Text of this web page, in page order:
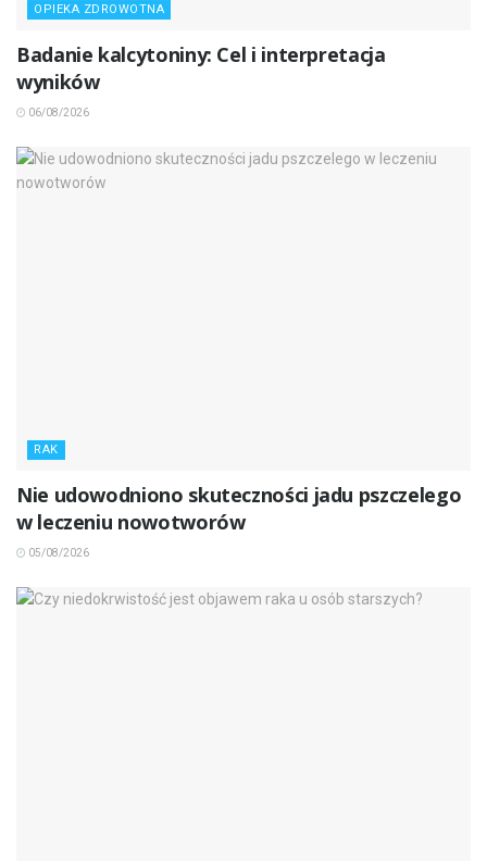
OPIEKA ZDROWOTNA
Badanie kalcytoniny: Cel i interpretacja
wyników
06/08/2026
RAK
Nie udowodniono skuteczności jadu pszczelego
w leczeniu nowotworów
05/08/2026